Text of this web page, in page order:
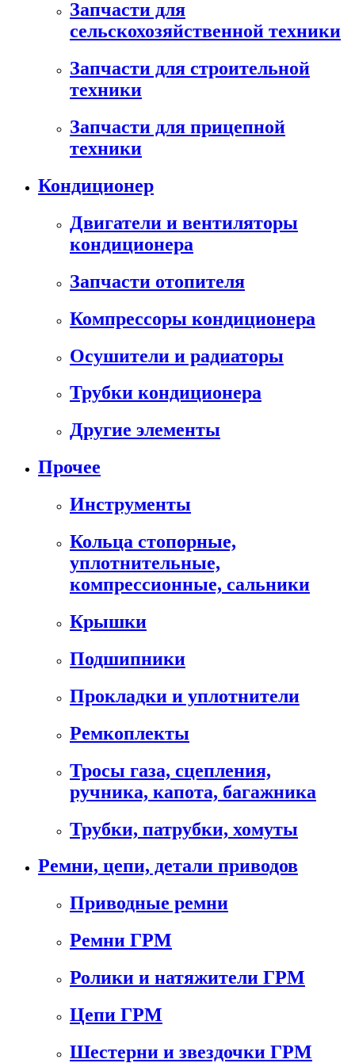
Запчасти для
сельскохозяйственной техники
Запчасти для строительной
техники
Запчасти для прицепной
техники
Кондиционер
Двигатели и вентиляторы
кондиционера
Запчасти отопителя
Компрессоры кондиционера
Осушители и радиаторы
Трубки кондиционера
Другие элементы
Прочее
Инструменты
Кольца стопорные,
уплотнительные,
компрессионные, сальники
Крышки
Подшипники
Прокладки и уплотнители
Ремкоплекты
Тросы газа, сцепления,
ручника, капота, багажника
Трубки, патрубки, хомуты
Ремни, цепи, детали приводов
Приводные ремни
Ремни ГРМ
Ролики и натяжители ГРМ
Цепи ГРМ
Шестерни и звездочки ГРМ